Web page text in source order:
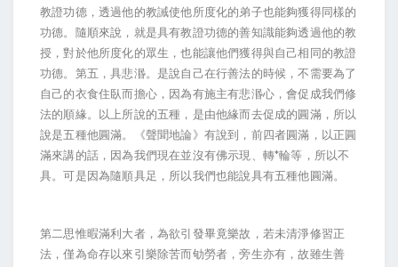
教證功德，透過他的教誡使他所度化的弟子也能夠獲得同樣的
功德。隨順來說，就是具有教證功德的善知識能夠透過他的教
授，對於他所度化的眾生，也能讓他們獲得與自己相同的教證
功德。第五，具悲湣。是說自己在行善法的時候，不需要為了
自己的衣食住臥而擔心，因為有施主有悲湣心，會促成我們修
法的順緣。以上所說的五種，是由他緣而去促成的圓滿，所以
說是五種他圓滿。《聲聞地論》有說到，前四者圓滿，以正圓
滿來講的話，因為我們現在並沒有佛示現、轉*輪等，所以不
具。可是因為隨順具足，所以我們也能說具有五種他圓滿。
第二思惟暇滿利大者，為欲引發畢竟樂故，若未清淨修習正
法，僅為命存以來引樂除苦而劬勞者，旁生亦有，故雖生善